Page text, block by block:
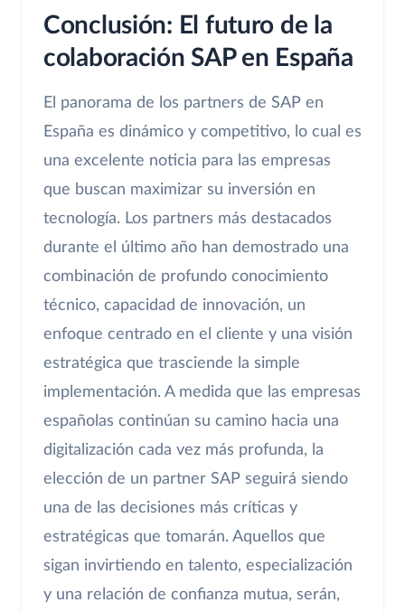
Conclusión: El futuro de la
colaboración SAP en España
El panorama de los partners de SAP en
España es dinámico y competitivo, lo cual es
una excelente noticia para las empresas
que buscan maximizar su inversión en
tecnología. Los partners más destacados
durante el último año han demostrado una
combinación de profundo conocimiento
técnico, capacidad de innovación, un
enfoque centrado en el cliente y una visión
estratégica que trasciende la simple
implementación. A medida que las empresas
españolas continúan su camino hacia una
digitalización cada vez más profunda, la
elección de un partner SAP seguirá siendo
una de las decisiones más críticas y
estratégicas que tomarán. Aquellos que
sigan invirtiendo en talento, especialización
y una relación de confianza mutua, serán,